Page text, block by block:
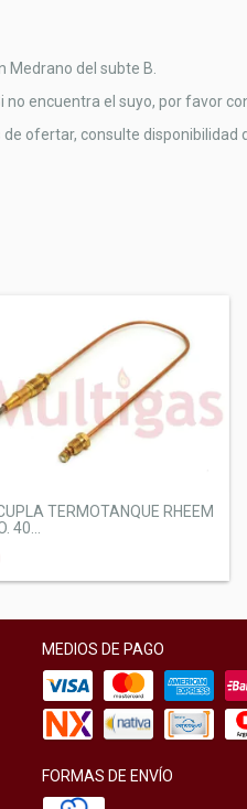
Medrano del subte B.
encuentra el suyo, por favor
ofertar, consulte disponibilidad
TERMOTANQUE RHEEM
40...
MEDIOS DE PAGO
FORMAS DE ENVÍO